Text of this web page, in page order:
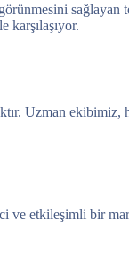
karşılaşıyor.
Uzman
etkileşimli bir